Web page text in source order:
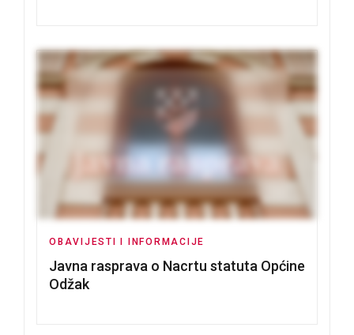
OBAVIJESTI I INFORMACIJE
Javna rasprava o Nacrtu statuta Općine
Odžak